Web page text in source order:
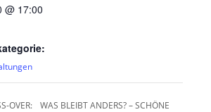
@ 17:00
OVER:
WAS BLEIBT ANDERS? – SCHÖNE